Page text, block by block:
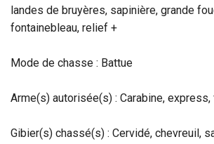
landes de bruyères, sapinière, grande
fontainebleau, relief +
Mode de chasse : Battue
Arme(s) autorisée(s) : Carabine,
Gibier(s) chassé(s) : Cervidé, chevreuil,